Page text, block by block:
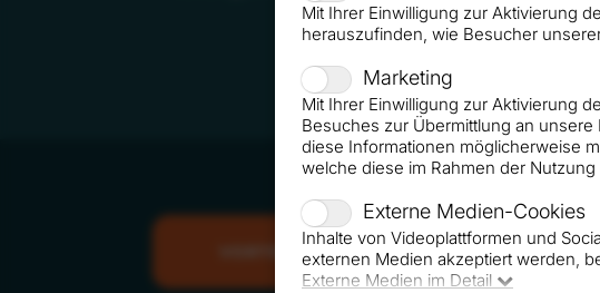
Mit Ihrer Einwilligung zur Aktivierung
herauszufinden, wie Besucher
Marketing
Mit Ihrer Einwilligung zur Aktivierung
Besuches zur Übermittlung an
diese Informationen möglicherweise
welche diese im Rahmen der
Externe Medien-Cookies
Inhalte von Videoplattformen und
externen Medien akzeptiert werden,
Externe Medien im Detail
mit seinem Vortrag
VORTRAG ANFRAGEN